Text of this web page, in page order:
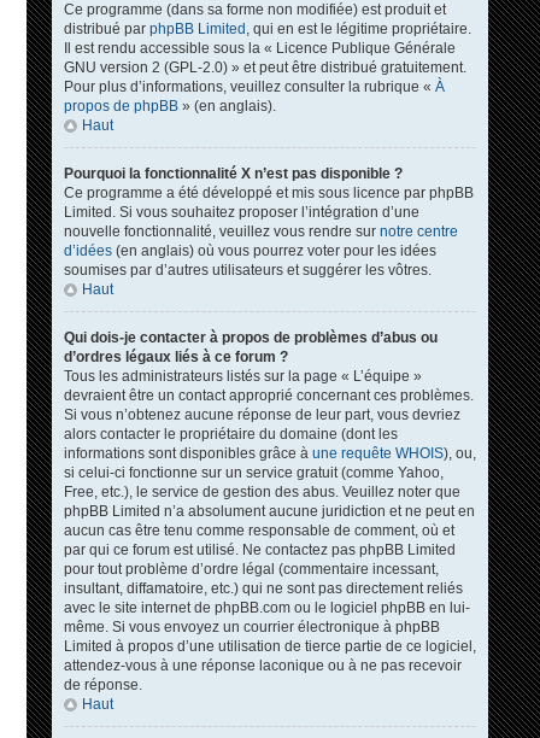
Ce programme (dans sa forme non modifiée) est produit et
distribué par phpBB Limited , qui en est le légitime propriétaire.
Il est rendu accessible sous la « Licence Publique Générale
GNU version 2 (GPL-2.0) » et peut être distribué gratuitement.
Pour plus d’informations, veuillez consulter la rubrique « À
propos de phpBB» (en anglais).
Haut
Pourquoi la fonctionnalité X n’est pas disponible ?
Ce programme a été développé et mis sous licence par phpBB
Limited. Si vous souhaitez proposer l’intégration d’une
nouvelle fonctionnalité, veuillez vous rendre sur notre centre
d’idées(en anglais) où vous pourrez voter pour les idées
soumises par d’autres utilisateurs et suggérer les vôtres.
Haut
Qui dois-je contacter à propos de problèmes d’abus ou
d’ordres légaux liés à ce forum ?
Tous les administrateurs listés sur la page « L’équipe »
devraient être un contact approprié concernant ces problèmes.
Si vous n’obtenez aucune réponse de leur part, vous devriez
alors contacter le propriétaire du domaine (dont les
informations sont disponibles grâce à une requête WHOIS), ou,
si celui-ci fonctionne sur un service gratuit (comme Yahoo,
Free, etc.), le service de gestion des abus. Veuillez noter que
phpBB Limited n’a absolument aucune juridiction et ne peut en
aucun cas être tenu comme responsable de comment, où et
par qui ce forum est utilisé. Ne contactez pas phpBB Limited
pour tout problème d’ordre légal (commentaire incessant,
insultant, diffamatoire, etc.) qui ne sont pas directement reliés
avec le site internet de phpBB.com ou le logiciel phpBB en lui-
même. Si vous envoyez un courrier électronique à phpBB
Limited à propos d’une utilisation de tierce partie de ce logiciel,
attendez-vous à une réponse laconique ou à ne pas recevoir
de réponse.
Haut